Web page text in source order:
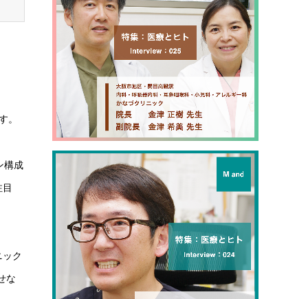
構成
ク
な